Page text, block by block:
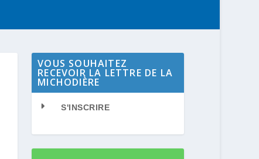
VOUS SOUHAITEZ
RECEVOIR LA LETTRE DE LA
MICHODIÈRE
S'INSCRIRE